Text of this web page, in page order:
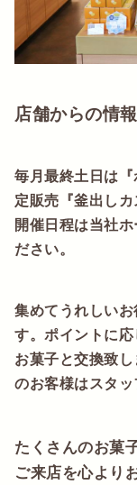
店舗からの情報
毎月最終土日は
定販売『釜出し
開催日程は当社
ださい。
集めてうれしい
す。ポイントに
お菓子と交換致
のお客様はスタッ
たくさんのお菓
ご来店を心より